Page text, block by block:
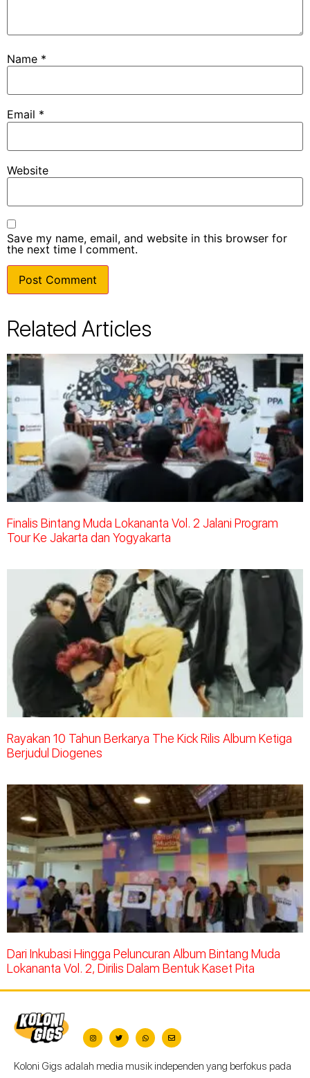
Name *
Email *
Website
Save my name, email, and website in this browser for
the next time I comment.
Related Articles
Finalis Bintang Muda Lokananta Vol. 2 Jalani Program
Tour Ke Jakarta dan Yogyakarta
Rayakan 10 Tahun Berkarya The Kick Rilis Album Ketiga
Berjudul Diogenes
Dari Inkubasi Hingga Peluncuran Album Bintang Muda
Lokananta Vol. 2, Dirilis Dalam Bentuk Kaset Pita
Koloni Gigs adalah media musik independen yang berfokus pada